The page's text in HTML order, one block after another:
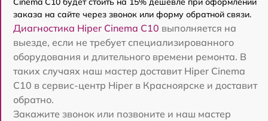
заказа на сайте через звонок или форму обратной связи.
Диагностика Hiper Cinema C10 выполняется на
выезде, если не требует специализированного
оборудования и длительного времени ремонта. В
таких случаях наш мастер доставит Hiper Cinema
C10 в сервис-центр Hiper в Красноярске и доставит
обратно.
Закажите звонок или позвоните и наш мастер